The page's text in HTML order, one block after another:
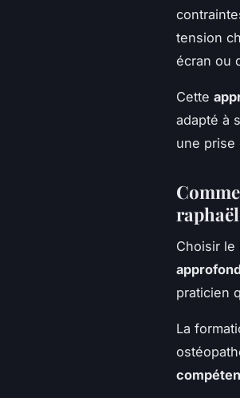
tension
écran ou
Cette
adapté à
une prise
Choisir
praticien
La